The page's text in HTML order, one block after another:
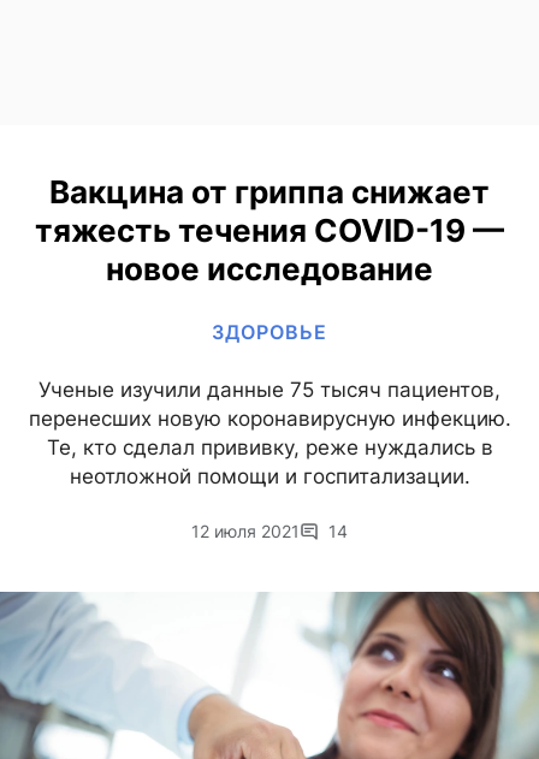
Вакцина от гриппа снижает
тяжесть течения COVID-19 —
новое исследование
ЗДОРОВЬЕ
Ученые изучили данные 75 тысяч пациентов,
перенесших новую коронавирусную инфекцию.
Те, кто сделал прививку, реже нуждались в
неотложной помощи и госпитализации.
12 июля 2021 14